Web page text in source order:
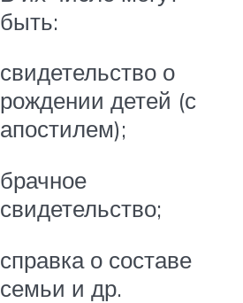
быть:
свидетельство о
рождении детей (с
апостилем);
брачное
свидетельство;
справка о составе
семьи и др.